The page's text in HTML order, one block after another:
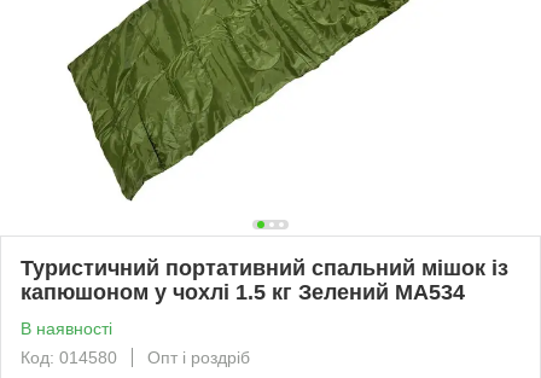
Туристичний портативний спальний мішок із
капюшоном у чохлі 1.5 кг Зелений MA534
В наявності
Код: 014580
Опт і роздріб